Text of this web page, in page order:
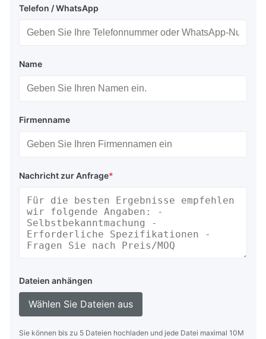
Telefon / WhatsApp
Name
Firmenname
Nachricht zur Anfrage*
Dateien anhängen
Wählen Sie Dateien aus
Sie können bis zu 5 Dateien hochladen und jede Datei maximal 10M